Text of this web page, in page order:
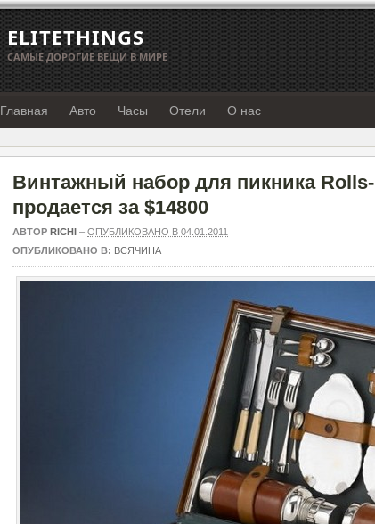
ELITETHINGS
САМЫЕ ДОРОГИЕ ВЕЩИ В МИРЕ
Главная Авто Часы Отели О нас
Винтажный набор для пикника Rolls-
продается за $14800
АВТОР RICHI – ОПУБЛИКОВАНО В 04.01.2011
ОПУБЛИКОВАНО В: ВСЯЧИНА